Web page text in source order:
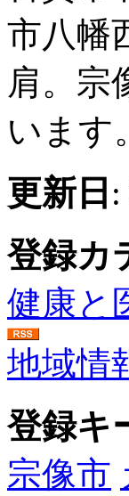
市八幡
肩。宗
います
更新日
登録カ
健康と
地域情
登録キ
宗像市